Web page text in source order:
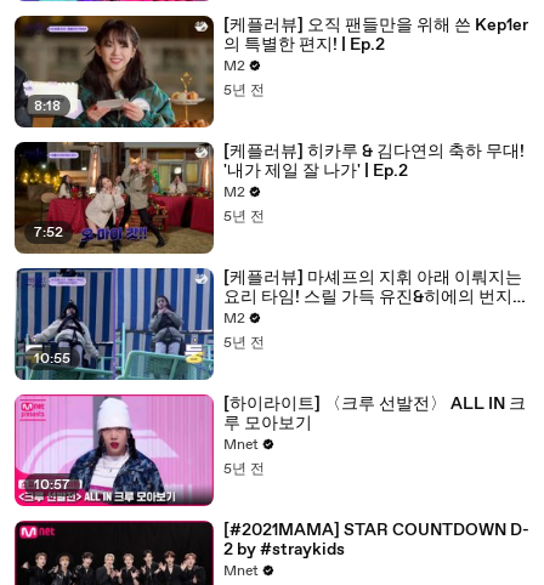
8:18
[케플러뷰] 오직 팬들만을 위해 쓴 Kep1er
의 특별한 편지! | Ep.2
M2
5년 전
7:52
[케플러뷰] 히카루 & 김다연의 축하 무대!
'내가 제일 잘 나가' | Ep.2
M2
5년 전
10:55
[케플러뷰] 마셰프의 지휘 아래 이뤄지는
요리 타임! 스릴 가득 유진&히에의 번지
도전의 결과는? | Ep.2
M2
5년 전
10:57
[하이라이트] 〈크루 선발전〉 ALL IN 크
루 모아보기
Mnet
5년 전
[#2021MAMA] STAR COUNTDOWN D-
2 by #straykids
Mnet